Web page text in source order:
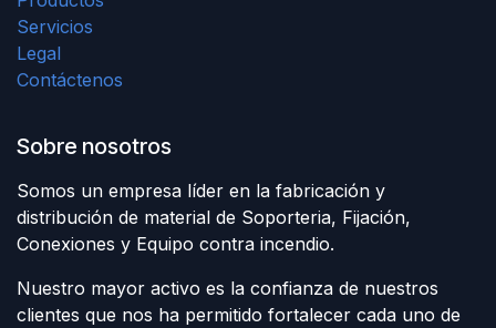
Servicios
Legal
Contáctenos
Sobre nosotros
Somos un empresa líder en la fabricación y
distribución de material de Soporteria, Fijación,
Conexiones y Equipo contra incendio.
Nuestro mayor activo es la confianza de nuestros
clientes que nos ha permitido fortalecer cada uno de